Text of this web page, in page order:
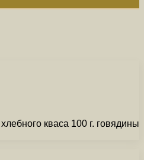
кваса 100 г. говядины